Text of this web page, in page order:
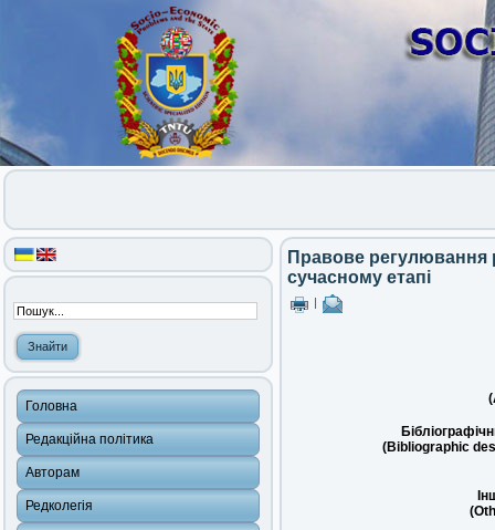
Головна
Редакційна політика
Авторам
Редколегія
Правове регулювання
сучасному етапі
(Bibliographic